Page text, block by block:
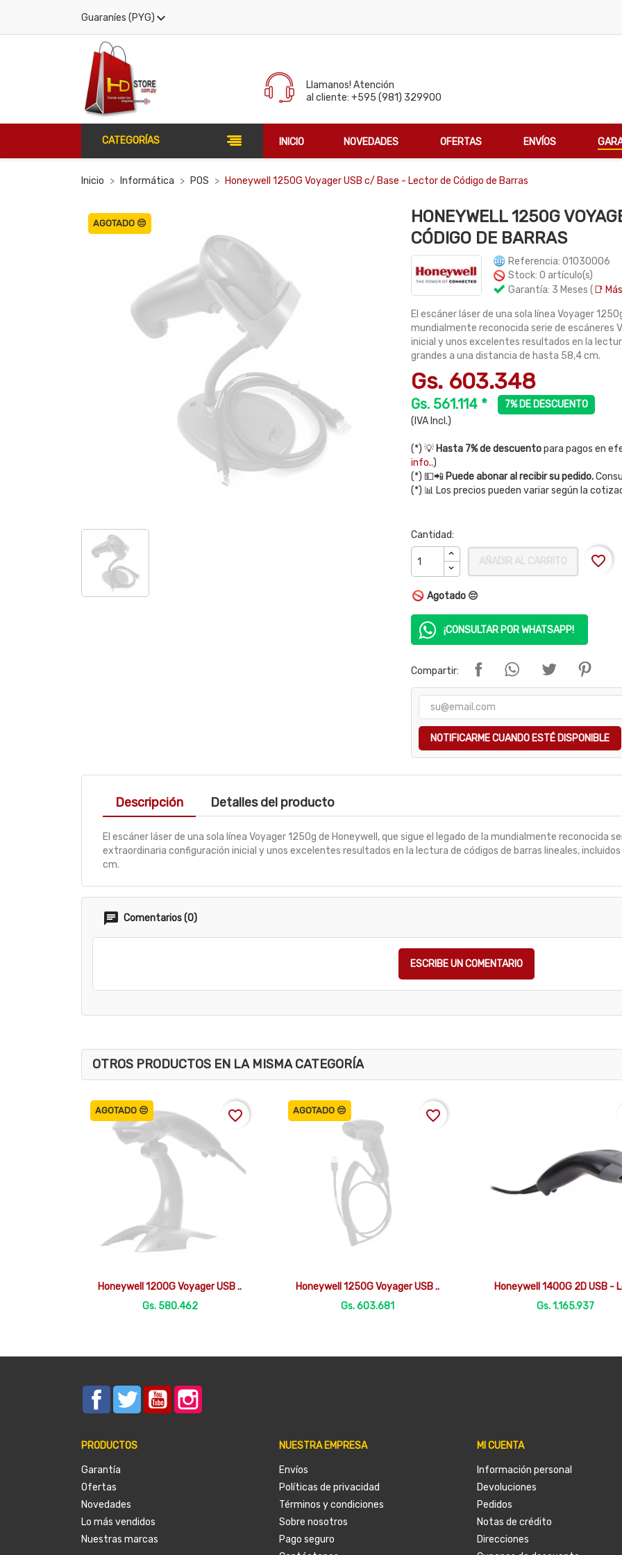
Guaraníes (PYG)
Llamanos! Atención
al cliente: +595 (981) 329900
CATEGORÍAS INICIO NOVEDADES OFERTAS ENVÍOS
Inicio Informática POS Honeywell 1250G Voyager USB c/ Base - Lector de Código de Barras
AGOTADO 😔
HONEYWELL 1250G
CÓDIGO DE BARRAS
Referencia: 01030006
Stock: 0 artículo(s)
Garantía: 3 Meses (📑
El escáner láser de una sola línea Voyager
mundialmente reconocida serie de escáneres
inicial y unos excelentes resultados en la
grandes a una distancia de hasta 58,4 cm.
Gs. 603.348
Gs. 561.114 *
7% DE DESCUENTO
(IVA Incl.)
(*) 💡 Hasta 7% de descuentopara pagos en
info..)
(*) 💵📲 Puede abonar al recibir su pedido.
(*) 📊 Los precios pueden variar según la
Cantidad:
AÑADIR AL CARRITO favorite_border
Agotado 😔
¡CONSULTAR POR WHATSAPP!
Compartir:
NOTIFICARME CUANDO ESTÉ DISPONIBLE
Descripción Detalles del producto
El escáner láser de una sola línea Voyager 1250g de Honeywell, que sigue el legado de la mundialmente reconocida
extraordinaria configuración inicial y unos excelentes resultados en la lectura de códigos de barras lineales,
cm.
Comentarios (0)
ESCRIBE UN COMENTARIO
OTROS PRODUCTOS EN LA MISMA CATEGORÍA
Vista rápida
Honeywell 1200G Voyager USB ..
Gs. 580.462
AGOTADO 😔 favorite_border
Vista rápida
Honeywell 1250G Voyager USB ..
Gs. 603.681
AGOTADO 😔 favorite_border
Vista rápida
Honeywell 1400G 2D USB -
Gs. 1.165.937
FacebookTwitterYouTube
PRODUCTOS
Garantía
Ofertas
Novedades
Lo más vendidos
Nuestras marcas
NUESTRA EMPRESA
Envíos
Políticas de privacidad
Términos y condiciones
Sobre nosotros
Pago seguro
MI CUENTA
Información personal
Devoluciones
Pedidos
Notas de crédito
Direcciones